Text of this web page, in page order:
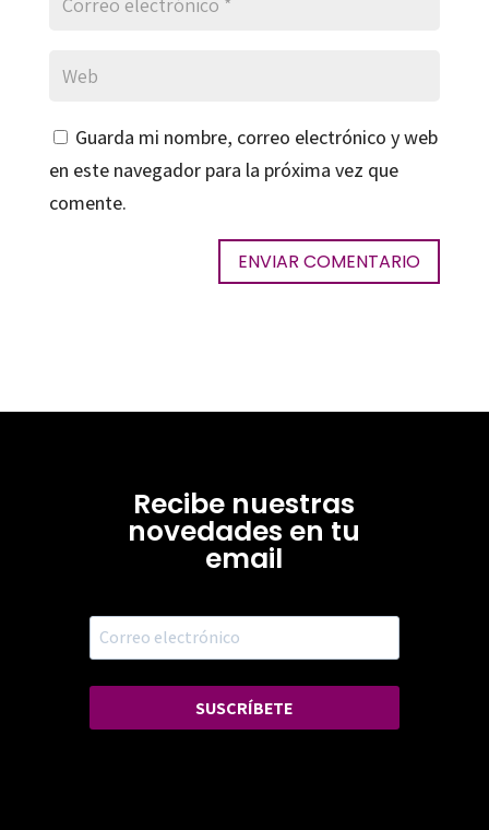
Guarda mi nombre, correo electrónico y web
en este navegador para la próxima vez que
comente.
Recibe nuestras
novedades en tu
email
SUSCRÍBETE